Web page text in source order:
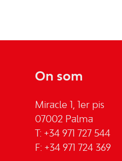
On som
Miracle 1, 1er pis
07002 Palma
T: +34 971 727 544
F: +34 971 724 369